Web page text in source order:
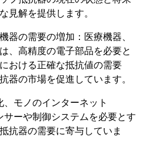
見解を提供します。
器の需要の増加：医療機器、
、高精度の電子部品を必要と
おける正確な抵抗値の需要
器の市場を促進しています。
モノのインターネット
サーや制御システムを必要とす
抗器の需要に寄与していま